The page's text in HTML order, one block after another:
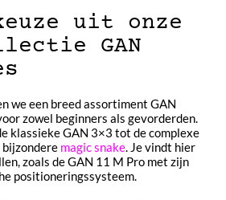
uit onze
GAN
we een breed assortiment GAN
zowel beginners als gevorderden.
klassieke GAN 3×3 tot de complexe
magic snake. Je vindt hier
zoals de GAN 11 M Pro met zijn
positioneringssysteem.